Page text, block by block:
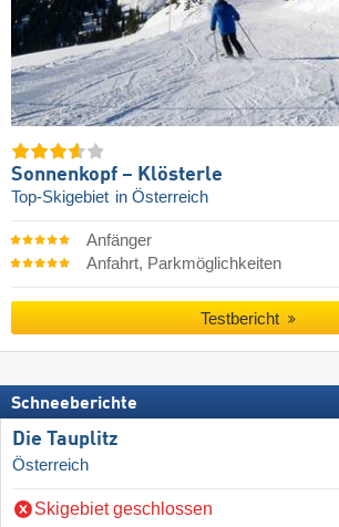
Sonnenkopf – Klösterle
Top-Skigebiet in Österreich
Anfänger
Anfahrt, Parkmöglichkeiten
Testbericht
Schneeberichte
Die Tauplitz
Österreich
Skigebiet geschlossen